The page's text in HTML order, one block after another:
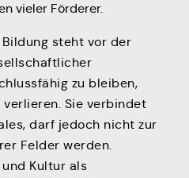
vieler Förderer.
steht vor der
zu bleiben,
verlieren. Sie verbindet
darf jedoch nicht zur
Felder werden.
Kultur als